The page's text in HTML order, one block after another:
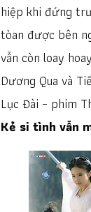
hiệp khi đứng
tòan được bên
vẫn còn loay
Dương Qua và
Lục Đài – phim
Kẻ si tình vẫn